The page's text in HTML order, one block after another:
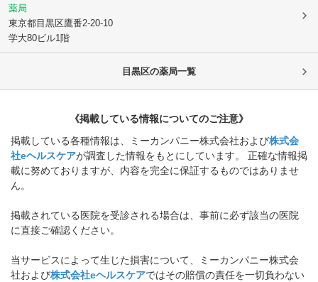
薬局
東京都目黒区鷹番2-20-10
学大80ビル1階
目黒区の薬局一覧
《掲載している情報についてのご注意》
掲載している各種情報は、ミーカンパニー株式会社および株式会
社eヘルスケアが調査した情報をもとにしています。 正確な情報掲
載に努めておりますが、内容を完全に保証するものではありませ
ん。
掲載されている医院を受診される場合は、事前に必ず該当の医院
に直接ご確認ください。
当サービスによって生じた損害について、ミーカンパニー株式会
社および株式会社eヘルスケアではその賠償の責任を一切負わない